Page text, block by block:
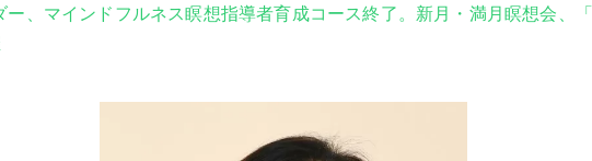
ー、マインドフルネス瞑想指導者育成コース終了。新月・満月瞑想会、